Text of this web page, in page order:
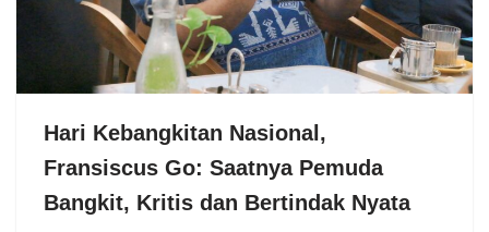
Hari Kebangkitan Nasional,
Fransiscus Go: Saatnya Pemuda
Bangkit, Kritis dan Bertindak Nyata